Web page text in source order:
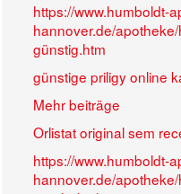
https://www.humboldt-
hannover.de/
günstig.htm
günstige priligy online
Mehr beiträge
Orlistat original sem
https://www.humboldt-
hannover.de/